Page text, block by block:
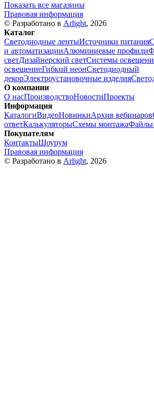
Показать все магазины
Правовая информация
© Разработано в Arlight, 2026
Каталог
Светодиодные лентыИсточники питания
и автоматизацииАлюминиевые профили
светДизайнерский светСистемы
освещениеГибкий неонСветодиодный
декорЭлектроустановочные изделия
О компании
О насПроизводствоНовостиПроекты
Информация
КаталогиВидеоНовинкиАрхив вебинаров
ответКалькуляторыСхемы монтажаФайлы
Покупателям
КонтактыШоурум
Правовая информация
© Разработано в Arlight, 2026